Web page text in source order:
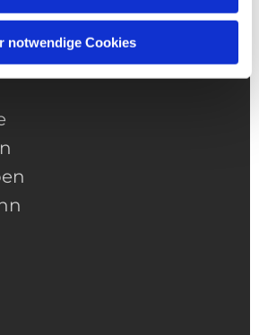
notwendige Cookies